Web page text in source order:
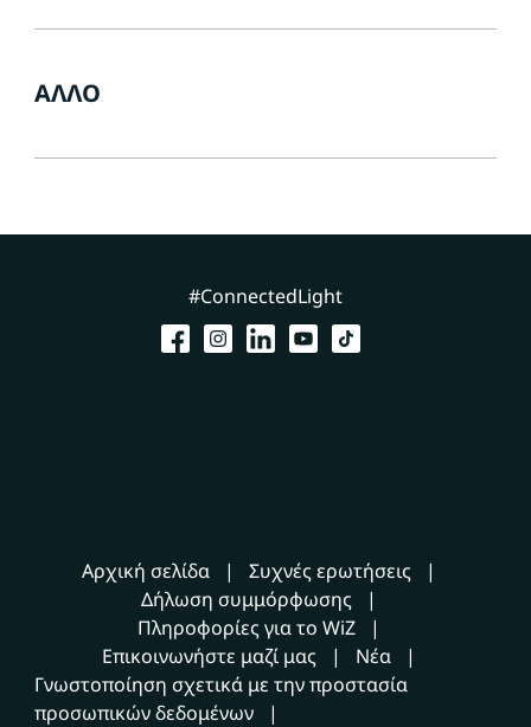
ΆΛΛΟ
#ConnectedLight
Αρχική σελίδα
Συχνές ερωτήσεις
Δήλωση συμμόρφωσης
Πληροφορίες για το WiZ
Επικοινωνήστε μαζί μας
Νέα
Γνωστοποίηση σχετικά με την προστασία
προσωπικών δεδομένων